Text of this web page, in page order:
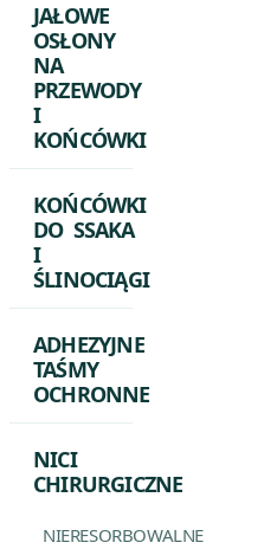
JAŁOWE
OSŁONY
NA
PRZEWODY
I
KOŃCÓWKI
KOŃCÓWKI
DO SSAKA
I
ŚLINOCIĄGI
ADHEZYJNE
TAŚMY
OCHRONNE
NICI
CHIRURGICZNE
NIERESORBOWALNE